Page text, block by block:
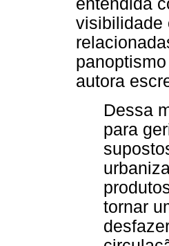
entendida
visibilidade
autora
Dessa
para
tornar